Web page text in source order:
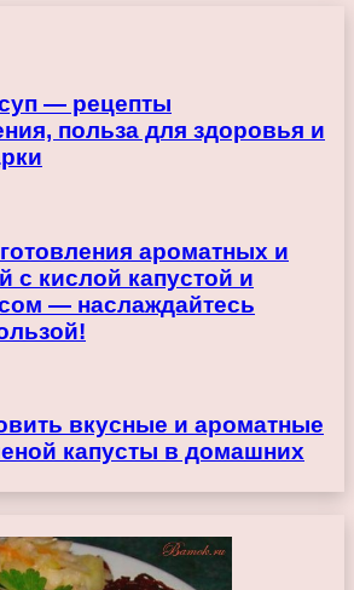
— рецепты
польза для здоровья и
ароматных и
с кислой капустой и
— наслаждайтесь
вкусные и ароматные
капусты в домашних